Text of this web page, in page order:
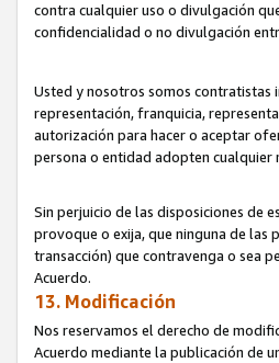
contra cualquier uso o divulgación
confidencialidad o no divulgación
Usted y nosotros somos contratistas
representación, franquicia,
autorización para hacer o aceptar
persona o entidad adopten cualquier
Sin perjuicio de las disposiciones de
provoque o exija, que ninguna de las
transacción) que contravenga o sea
Acuerdo.
13. Modificación
Nos reservamos el derecho de
Acuerdo mediante la publicación de